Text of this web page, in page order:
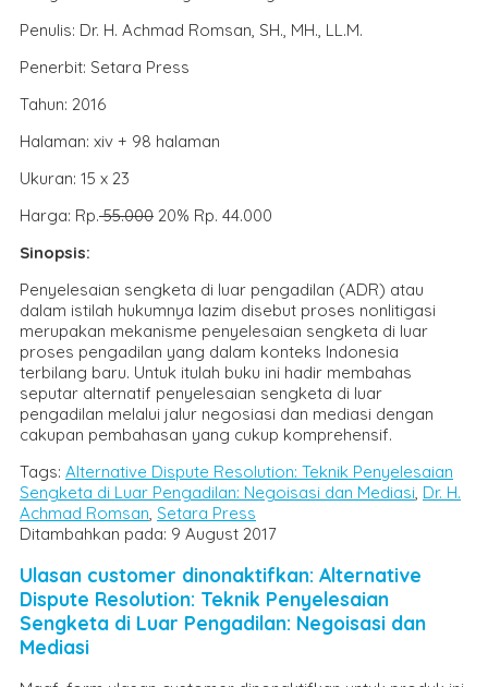
Penulis: Dr. H. Achmad Romsan, SH., MH., LL.M.
Penerbit: Setara Press
Tahun: 2016
Halaman: xiv + 98 halaman
Ukuran: 15 x 23
Harga: Rp.55.000 20% Rp. 44.000
Sinopsis:
Penyelesaian sengketa di luar pengadilan (ADR) atau
dalam istilah hukumnya lazim disebut proses nonlitigasi
merupakan mekanisme penyelesaian sengketa di luar
proses pengadilan yang dalam konteks Indonesia
terbilang baru. Untuk itulah buku ini hadir membahas
seputar alternatif penyelesaian sengketa di luar
pengadilan melalui jalur negosiasi dan mediasi dengan
cakupan pembahasan yang cukup komprehensif.
Tags: Alternative Dispute Resolution: Teknik Penyelesaian
Sengketa di Luar Pengadilan: Negoisasi dan Mediasi Dr. H.
Achmad Romsan Setara Press
Ditambahkan pada: 9 August 2017
Ulasan customer dinonaktifkan: Alternative
Dispute Resolution: Teknik Penyelesaian
Sengketa di Luar Pengadilan: Negoisasi dan
Mediasi